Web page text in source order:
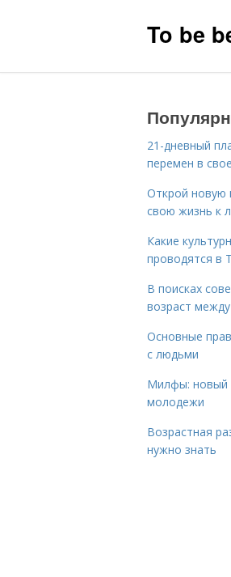
To be
21-дневный
перемен в
Открой новую
свою жизнь к
Какие
проводятся в
В поисках
возраст
Основные
с людьми
Милфы: новый
молодежи
Возрастная
нужно знать